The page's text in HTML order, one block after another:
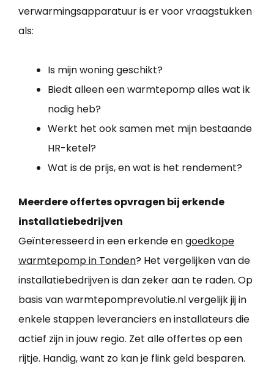
verwarmingsapparatuur is er voor vraagstukken
als:
Is mijn woning geschikt?
Biedt alleen een warmtepomp alles wat ik
nodig heb?
Werkt het ook samen met mijn bestaande
HR-ketel?
Wat is de prijs, en wat is het rendement?
Meerdere offertes opvragen bij erkende
installatiebedrijven
Geïnteresseerd in een erkende engoedkope
warmtepomp in Tonden? Het vergelijken van de
installatiebedrijven is dan zeker aan te raden. Op
basis van warmtepomprevolutie.nl vergelijk jij in
enkele stappen leveranciers en installateurs die
actief zijn in jouw regio. Zet alle offertes op een
rijtje. Handig, want zo kan je flink geld besparen.